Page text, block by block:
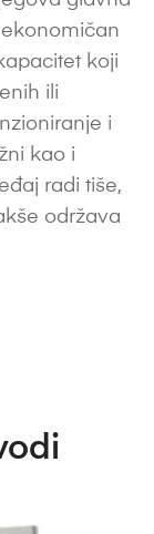
koji
ili
i
kao i
radi tiše,
održava